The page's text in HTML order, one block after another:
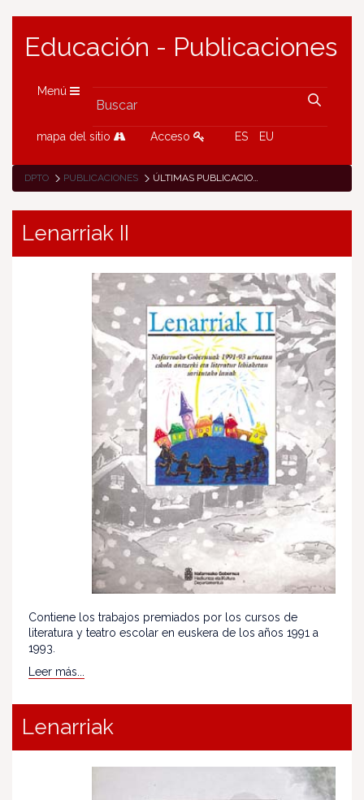
Educación - Publicaciones
Menú
mapa del sitio Acceso ES EU
DPTO PUBLICACIONES ÚLTIMAS PUBLICACIONES
Lenarriak II
Contiene los trabajos premiados por los cursos de
literatura y teatro escolar en euskera de los años 1991 a
1993.
Leer más...
Lenarriak